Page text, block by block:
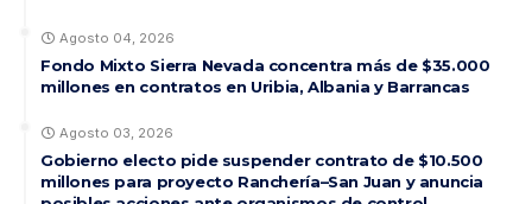
Agosto 04, 2026
Fondo Mixto Sierra Nevada concentra más de $35.000
millones en contratos en Uribia, Albania y Barrancas
Agosto 03, 2026
Gobierno electo pide suspender contrato de $10.500
millones para proyecto Ranchería–San Juan y anuncia